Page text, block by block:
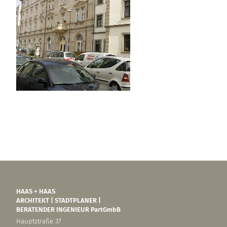
HAAS + HAAS
ARCHITEKT | STADTPLANER |
BERATENDER INGENIEUR PartGmbB
Hauptstraße 37